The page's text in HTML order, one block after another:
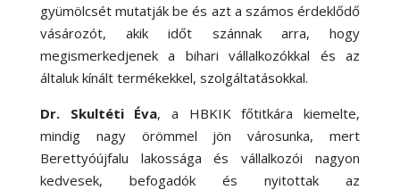
gyümölcsét mutatják be és azt a számos érdeklődő
vásározót, akik időt szánnak arra, hogy
megismerkedjenek a bihari vállalkozókkal és az
általuk kínált termékekkel, szolgáltatásokkal.
Dr. Skultéti Éva, a HBKIK főtitkára kiemelte,
mindig nagy örömmel jön városunka, mert
Berettyóújfalu lakossága és vállalkozói nagyon
kedvesek, befogadók és nyitottak az